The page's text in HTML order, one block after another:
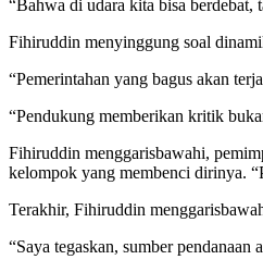
“Bahwa di udara kita bisa berdebat,
Fihiruddin menyinggung soal
“Pemerintahan yang bagus akan
“Pendukung memberikan kritik
Fihiruddin menggarisbawahi,
kelompok yang membenci dirinya.
Terakhir, Fihiruddin
“Saya tegaskan, sumber